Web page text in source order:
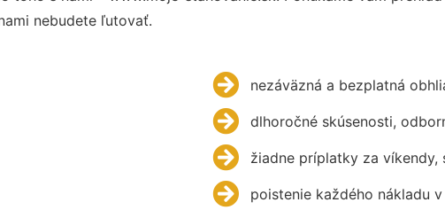
nebudete ľutovať.
nezáväzná a bezplatná
dlhoročné skúsenosti,
žiadne príplatky za víkendy,
poistenie každého nákladu v